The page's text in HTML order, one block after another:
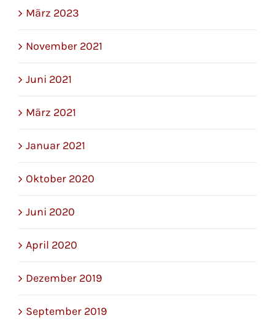
März 2023
November 2021
Juni 2021
März 2021
Januar 2021
Oktober 2020
Juni 2020
April 2020
Dezember 2019
September 2019